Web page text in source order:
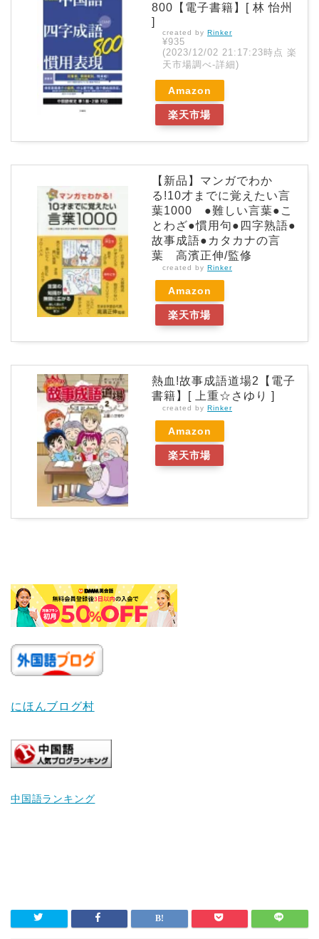
800【電子書籍】[ 林 怡州
]
created by Rinker
¥935
(2023/12/02 21:17:23時点 楽
天市場調べ-詳細)
Amazon
楽天市場
【新品】マンガでわか
る!10才までに覚えたい言
葉1000 ●難しい言葉●こ
とわざ●慣用句●四字熟語●
故事成語●カタカナの言
葉 高濱正伸/監修
created by Rinker
Amazon
楽天市場
熱血!故事成語道場2【電子
書籍】[ 上重☆さゆり ]
created by Rinker
Amazon
楽天市場
にほんブログ村
中国語ランキング